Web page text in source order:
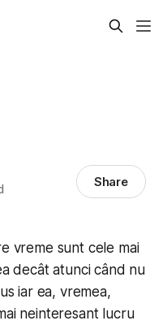
Share
vreme sunt cele mai
decât atunci când nu
iar ea, vremea,
neinteresant lucru